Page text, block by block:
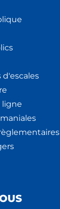
d'escales
ligne